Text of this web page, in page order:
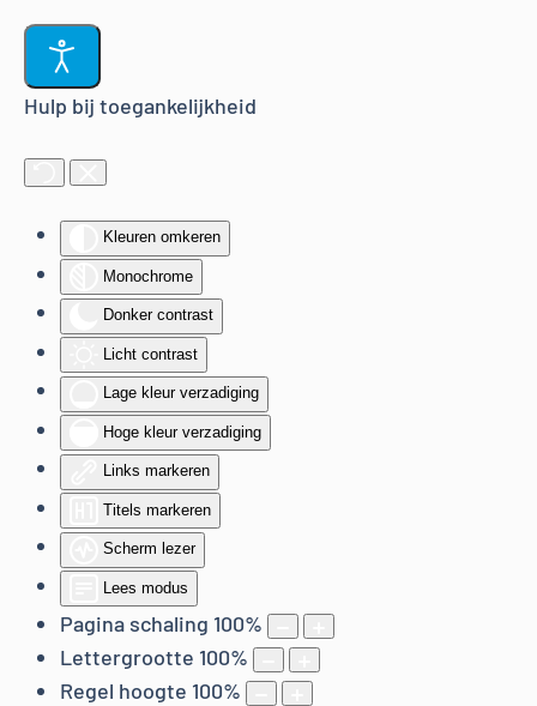
Hulp bij toegankelijkheid
Kleuren omkeren
Monochrome
Donker contrast
Licht contrast
Lage kleur verzadiging
Hoge kleur verzadiging
Links markeren
Titels markeren
Scherm lezer
Lees modus
Pagina schaling 100%
Lettergrootte 100%
Regel hoogte 100%
Terug naar hoofdinhoud